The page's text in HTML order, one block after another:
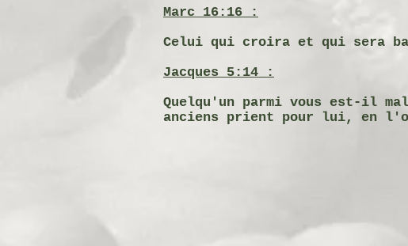
Marc 16:16 :
Celui qui croira et qui sera
Jacques 5:14 :
Quelqu'un parmi vous est-il
anciens prient pour lui, en